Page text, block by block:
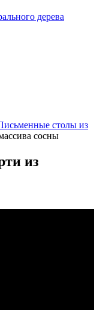
дерева
столы из
сосны
из